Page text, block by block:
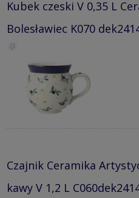
Kubek czeski V 0,35 L
Bolesławiec K070
Czajnik Ceramika
kawy V 1,2 L